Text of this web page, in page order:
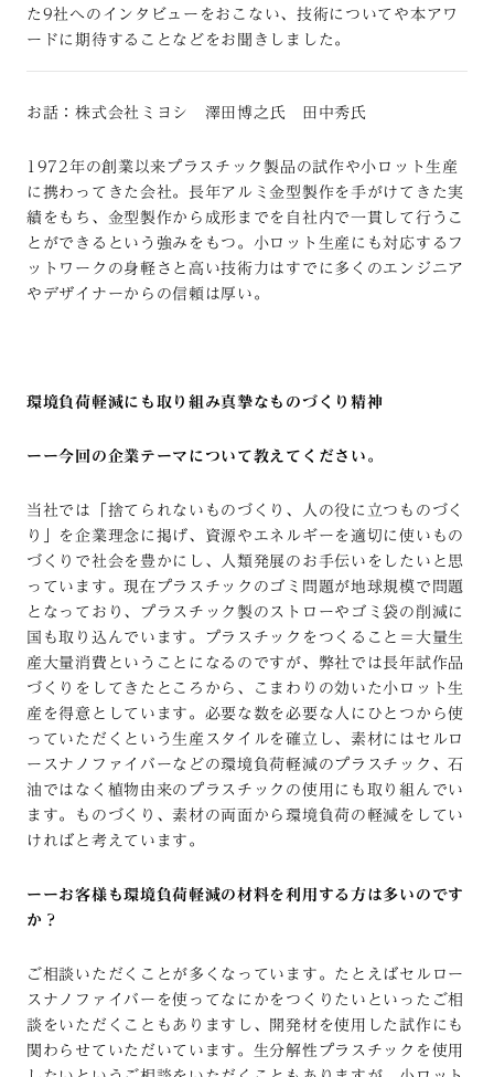
た 9社へのインタビューをおこない、技術についてや本アワ
ードに期待することなどをお聞きしました。
お話：株式会社ミヨシ 澤田博之氏 田中秀氏
1972年の創業以来プラスチック製品の試作や小ロット生産
に携わってきた会社。長年アルミ金型製作を手がけてきた実
績をもち、金型製作から成形までを自社内で一貫して行うこ
とができるという強みをもつ。小ロット生産にも対応するフ
ットワークの身軽さと高い技術力はすでに多くのエンジニア
やデザイナーからの信頼は厚い。
環境負荷軽減にも取り組み真摯なものづくり精神
ーー今回の企業テーマについて教えてください。
当社では「捨てられないものづくり、人の役に立つものづく
り」を企業理念に掲げ、資源やエネルギーを適切に使いもの
づくりで社会を豊かにし、人類発展のお手伝いをしたいと思
っています。現在プラスチックのゴミ問題が地球規模で問題
となっており、プラスチック製のストローやゴミ袋の削減に
国も取り込んでいます。プラスチックをつくること＝大量生
産大量消費ということになるのですが、弊社では長年試作品
づくりをしてきたところから、こまわりの効いた小ロット生
産を得意としています。必要な数を必要な人にひとつから使
っていただくという生産スタイルを確立し、素材にはセルロ
ースナノファイバーなどの環境負荷軽減のプラスチック、石
油ではなく植物由来のプラスチックの使用にも取り組んでい
ます。ものづくり、素材の両面から環境負荷の軽減をしてい
ければと考えています。
ーーお客様も環境負荷軽減の材料を利用する方は多いのです
か？
ご相談いただくことが多くなっています。たとえばセルロー
スナノファイバーを使ってなにかをつくりたいといったご相
談をいただくこともありますし、開発材を使用した試作にも
関わらせていただいています。生分解性プラスチックを使用